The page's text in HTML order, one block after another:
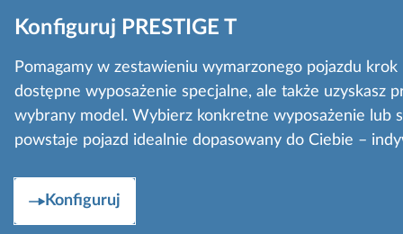
Konfiguruj PRESTIGE T
Pomagamy w zestawieniu wymarzonego pojazdu
dostępne wyposażenie specjalne, ale także
wybrany model. Wybierz konkretne wyposażenie lub
powstaje pojazd idealnie dopasowany do Ciebie –
Konfiguruj